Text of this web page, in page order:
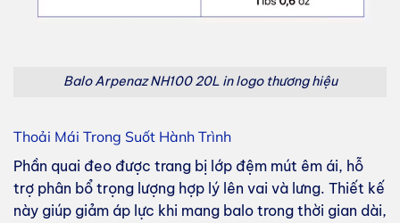
Balo Arpenaz NH100 20L in logo thương hiệu
Thoải Mái Trong Suốt Hành Trình
Phần quai đeo được trang bị lớp đệm mút êm ái, hỗ
trợ phân bổ trọng lượng hợp lý lên vai và lưng. Thiết kế
này giúp giảm áp lực khi mang balo trong thời gian dài,